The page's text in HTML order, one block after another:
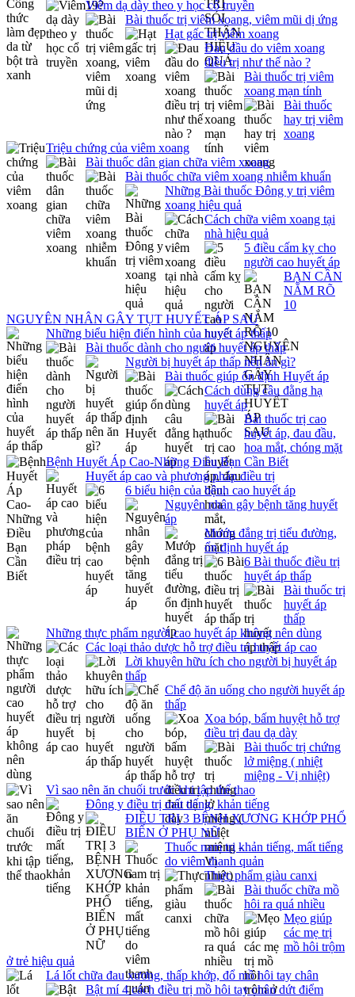
Viêm dạ dày theo y học cổ truyền
Bài thuốc trị viêm xoang, viêm mũi dị ứng
Hạt gấc trị viêm xoang
Đau đầu do viêm xoang
điều trị như thế nào ?
Bài thuốc trị viêm
xoang mạn tính
Bài thuốc
hay trị viêm
xoang
Triệu chứng của viêm xoang
Bài thuốc dân gian chữa viêm xoang
Bài thuốc chữa viêm xoang nhiễm khuẩn
Những Bài thuốc Đông y trị viêm
xoang hiệu quả
Cách chữa viêm xoang tại
nhà hiệu quả
5 điều cấm kỵ cho
người cao huyết áp
BẠN CẦN
NẮM RÕ
10
NGUYÊN NHÂN GÂY TỤT HUYẾT ÁP SAU
Những biểu hiện điển hình của huyết áp thấp
Bài thuốc dành cho người huyết áp thấp
Người bị huyết áp thấp nên ăn gì?
Bài thuốc giúp ổn định Huyết áp
Cách dùng câu đằng hạ
huyết áp
Bài thuốc trị cao
huyết áp, đau đầu,
hoa mắt, chóng mặt
Bệnh Huyết Áp Cao-Những Điều Bạn Cần Biết
Huyết áp cao và phương pháp điều trị
6 biểu hiện của bệnh cao huyết áp
Nguyên nhân gây bệnh tăng huyết
áp
Mướp đắng trị tiểu đường,
ổn định huyết áp
6 Bài thuốc điều trị
huyết áp thấp
Bài thuốc trị
huyết áp
thấp
Những thực phẩm người cao huyết áp không nên dùng
Các loại thảo dược hỗ trợ điều trị huyết áp cao
Lời khuyên hữu ích cho người bị huyết áp
thấp
Chế độ ăn uống cho người huyết áp
thấp
Xoa bóp, bấm huyệt hỗ trợ
điều trị đau dạ dày
Bài thuốc trị chứng
lở miệng ( nhiệt
miệng - Vị nhiệt)
Vì sao nên ăn chuối trước khi tập thể thao
Đông y điều trị mất tiếng, khản tiếng
ĐIỀU TRỊ 3 BỆNH XƯƠNG KHỚP PHỔ
BIẾN Ở PHỤ NỮ
Thuốc nam trị khản tiếng, mất tiếng
do viêm thanh quản
Thực phẩm giàu canxi
Bài thuốc chữa mồ
hôi ra quá nhiều
Mẹo giúp
các mẹ trị
mồ hôi trộm
ở trẻ hiệu quả
Lá lốt chữa đau xương, thấp khớp, đổ mồ hôi tay chân
Bật mí 4 cách điều trị mồ hôi tay chân dứt điểm